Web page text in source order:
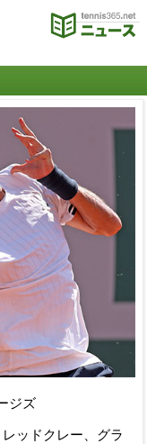
ジズ
ッドクレー、グラ